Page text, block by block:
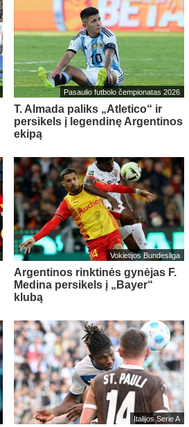
Pasaulio futbolo čempionatas 2026
T. Almada paliks „Atletico“ ir
persikels į legendinę Argentinos
ekipą
Vokietijos Bundesliga
Argentinos rinktinės gynėjas F.
Medina persikels į „Bayer“
klubą
Italijos Serie A